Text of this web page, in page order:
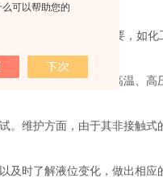
可以帮助您的
于许多行业至关重要，如化
的设计使其能够在高温、高
维护方面，由于其非接触式
时了解液位变化，做出相应